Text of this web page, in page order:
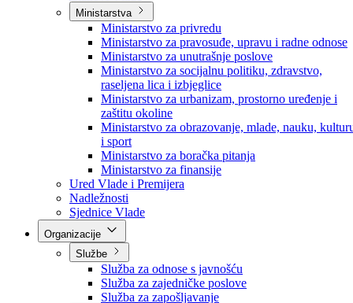
Vlada BPK Goražde
Premijer
Članovi Vlade
Ministarstva
Ministarstvo za privredu
Ministarstvo za pravosuđe, upravu i radne odnose
Ministarstvo za unutrašnje poslove
Ministarstvo za socijalnu politiku, zdravstvo,
raseljena lica i izbjeglice
Ministarstvo za urbanizam, prostorno uređenje i
zaštitu okoline
Ministarstvo za obrazovanje, mlade, nauku,
i sport
Ministarstvo za boračka pitanja
Ministarstvo za finansije
Ured Vlade i Premijera
Nadležnosti
Sjednice Vlade
Službe